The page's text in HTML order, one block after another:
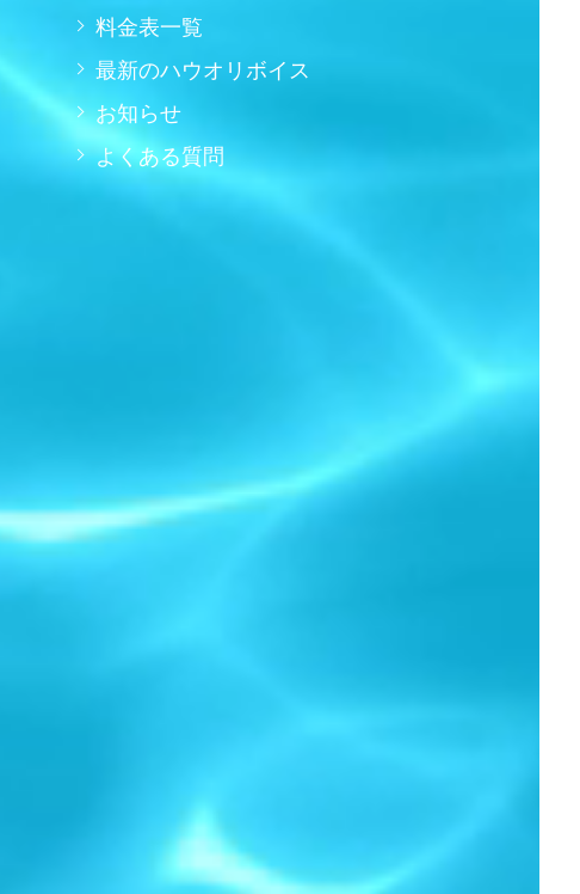
料金表一覧
最新のハウオリボイス
お知らせ
よくある質問